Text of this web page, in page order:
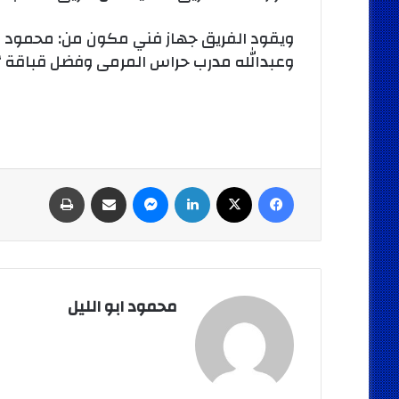
ويقود الفريق جهاز فني مكون من: محمود
وعبدالله مدرب حراس المرمى وفضل قباقة
فيسبوك لينكدإن ماسنجر مشاركة عبر البريد
محمود ابو الليل